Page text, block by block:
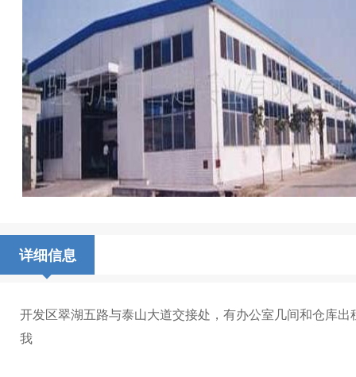
详细信息
开发区翠湖五路与泰山大道交接处，有办公室几间和仓库
我